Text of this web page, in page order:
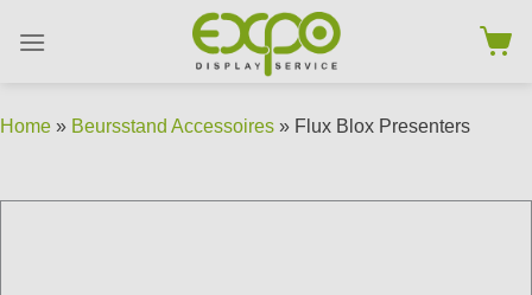
Home » Beursstand Accessoires » Flux Blox Presenters